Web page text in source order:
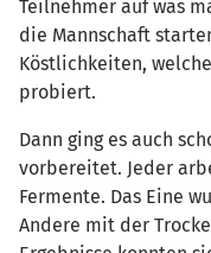
Teilnehmer auf was
die Mannschaft
Köstlichkeiten,
probiert.
Dann ging es auch
vorbereitet. Jeder
Fermente. Das Eine
Andere mit der